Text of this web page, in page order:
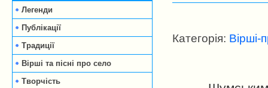
Легенди
Публікації
Традиції
Вірші та пісні про село
Творчість
Категорія: Вірші-